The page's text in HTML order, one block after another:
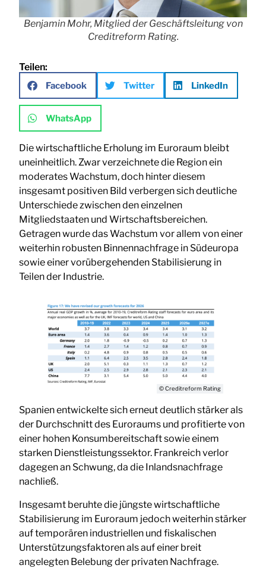
Benjamin Mohr, Mitglied der Geschäftsleitung von
Creditreform Rating.
Teilen:
Facebook Twitter LinkedIn
WhatsApp
Die wirtschaftliche Erholung im Euroraum bleibt
uneinheitlich. Zwar verzeichnete die Region ein
moderates Wachstum, doch hinter diesem
insgesamt positiven Bild verbergen sich deutliche
Unterschiede zwischen den einzelnen
Mitgliedstaaten und Wirtschaftsbereichen.
Getragen wurde das Wachstum vor allem von einer
weiterhin robusten Binnennachfrage in Südeuropa
sowie einer vorübergehenden Stabilisierung in
Teilen der Industrie.
© Creditreform Rating
Spanien entwickelte sich erneut deutlich stärker als
der Durchschnitt des Euroraums und profitierte von
einer hohen Konsumbereitschaft sowie einem
starken Dienstleistungssektor. Frankreich verlor
dagegen an Schwung, da die Inlandsnachfrage
nachließ.
Insgesamt beruhte die jüngste wirtschaftliche
Stabilisierung im Euroraum jedoch weiterhin stärker
auf temporären industriellen und fiskalischen
Unterstützungsfaktoren als auf einer breit
angelegten Belebung der privaten Nachfrage.